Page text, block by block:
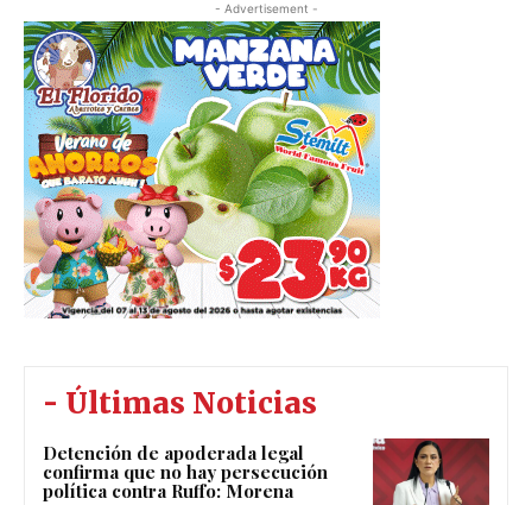
- Advertisement -
- Últimas Noticias
Detención de apoderada legal
confirma que no hay persecución
política contra Ruffo: Morena